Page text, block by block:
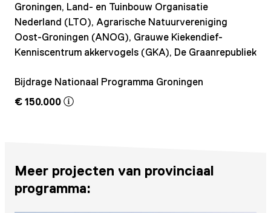
Groningen, Land- en Tuinbouw Organisatie
Nederland (LTO), Agrarische Natuurvereniging
Oost-Groningen (ANOG), Grauwe Kiekendief-
Kenniscentrum akkervogels (GKA), De Graanrepubliek
Bijdrage Nationaal Programma Groningen
€ 150.000
Meer projecten van provinciaal
programma: